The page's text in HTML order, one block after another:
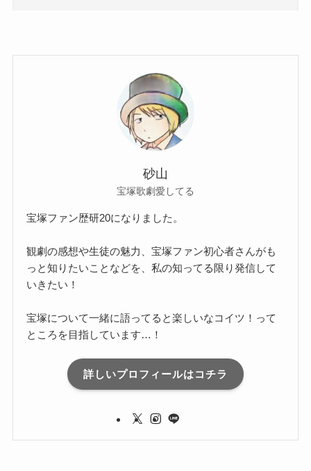
砂山
宝塚歌劇愛してる
宝塚ファン歴研20になりました。
観劇の感想や生徒の魅力、宝塚ファン初心者さんがも
っと知りたいことなどを、私の知ってる限り発信して
いきたい！
宝塚について一緒に語ってると楽しいなコイツ！って
ところを目指しています…！
詳しいプロフィールはコチラ